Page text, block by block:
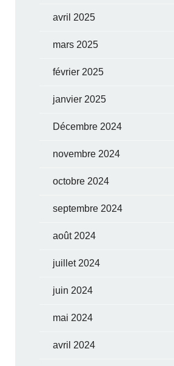
avril 2025
mars 2025
février 2025
janvier 2025
Décembre 2024
novembre 2024
octobre 2024
septembre 2024
août 2024
juillet 2024
juin 2024
mai 2024
avril 2024